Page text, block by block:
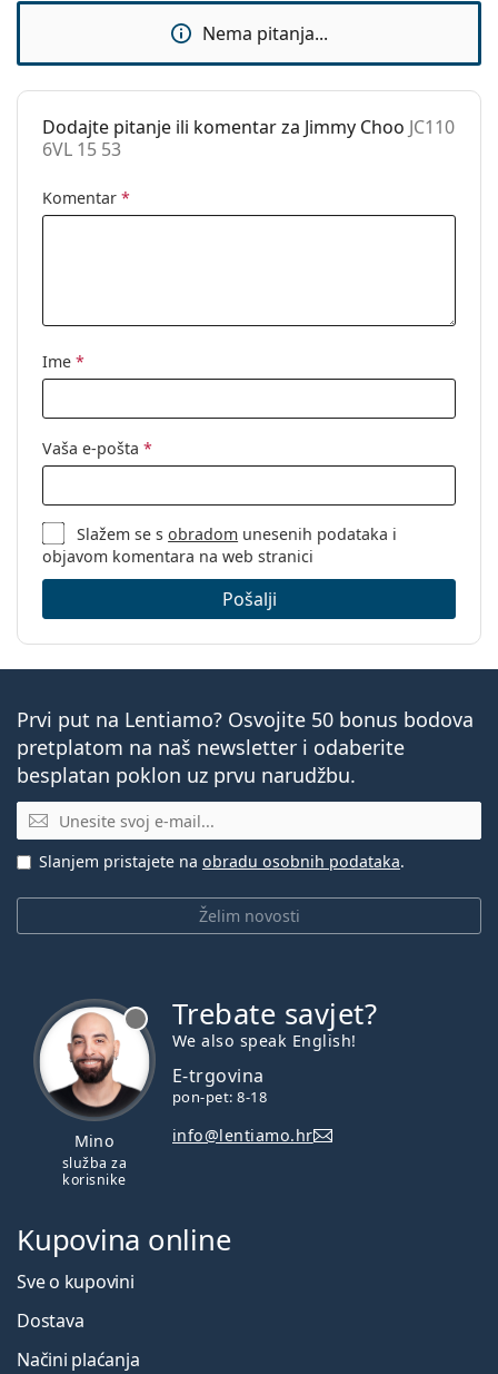
Krpa za
čišćenje:
Da
Ostalo
Spol:
Kategorija:
Dioptrijske naočale
Nema pitanja...
Dodajte pitanje ili komentar za Jimmy Choo JC110
6VL 15 53
Komentar *
Ime *
Vaša e-pošta *
Slažem se sobradom unesenih podataka i
objavom komentara na web stranici
Pošalji
Prvi put na Lentiamo? Osvojite 50 bonus bodova
pretplatom na naš newsletter i odaberite
besplatan poklon uz prvu narudžbu.
E-mail
Želim novosti
Slanjem pristajete na obradu osobnih podataka.
Mino
služba za
korisnike
Trebate savjet?
We also speak English!
E-trgovina
pon-pet: 8-18
info@lentiamo.hr
Kupovina online
Sve o kupovini
Dostava
Načini plaćanja